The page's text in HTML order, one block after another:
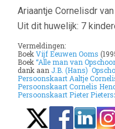
Ariaantje Cornelisdr
Uit dit huwelijk: 7
Vermeldingen:
BoekVijf Eeuwen Ooms
Boek“Alle man van
dank aan J.B. (Hans)
Persoonskaart Aaltje
Persoonskaart Cornelis
Persoonskaart Pieter